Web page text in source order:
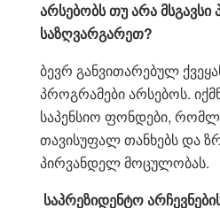
არსებობსთუ არა მსგავსი
საზღვარგარეთ?
ბევრ განვითარებულ
პროგრამები არსებოს.
საპენსიო ფონდები,
თავისუფალ თანხებს და
პირვანდელ მოცულობას.
საპრეზიდენტო